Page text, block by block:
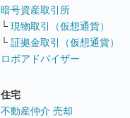
暗号資産取引所
└ 現物取引（仮想通貨）
└ 証拠金取引（仮想通貨）
ロボアドバイザー
住宅
不動産仲介 売却